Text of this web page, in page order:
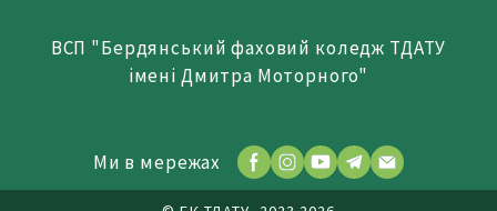
ВСП "Бердянський фаховий коледж ТДАТУ
імені Дмитра Моторного"
Ми в мережах